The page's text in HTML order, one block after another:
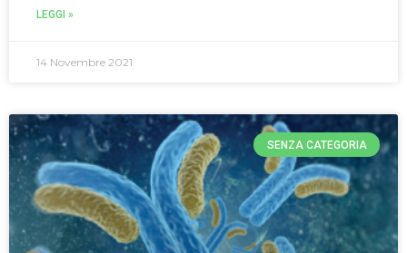
LEGGI »
14 Novembre 2021
SENZA CATEGORIA